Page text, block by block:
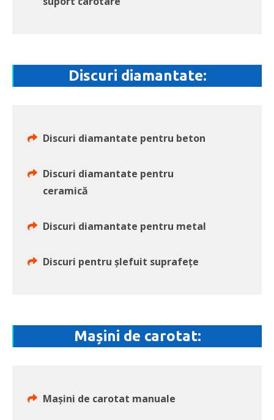
Discuri diamantate:
Discuri diamantate pentru beton
Discuri diamantate pentru
ceramică
Discuri diamantate pentru metal
Discuri pentru șlefuit suprafețe
Mașini de carotat:
Mașini de carotat manuale